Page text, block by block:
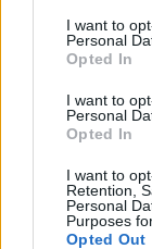
I want to
Personal
Opted In
I want to
Personal
Opted In
I want to
Retention,
Personal
Purposes
Opted Out